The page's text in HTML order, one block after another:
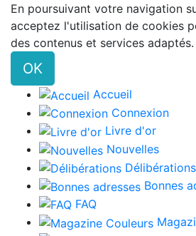
En poursuivant votre navigation
acceptez l'utilisation de cookies
des contenus et services adaptés.
OK
Accueil
Connexion
Livre d'or
Nouvelles
Délibérations
Bonnes
FAQ